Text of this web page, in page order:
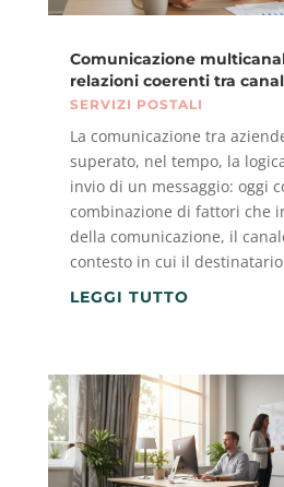
Comunicazione
relazioni coerenti tra
SERVIZI POSTALI
La comunicazione tra
superato, nel tempo, la
invio di un messaggio: oggi
combinazione di fattori che
della comunicazione, il
contesto in cui il
LEGGI TUTTO